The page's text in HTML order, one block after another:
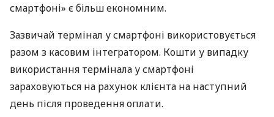
смартфоні» є більш економним.
Зазвичай термінал у смартфоні використовується
разом з касовим інтегратором. Кошти у випадку
використання термінала у смартфоні
зараховуються на рахунок клієнта на наступний
день після проведення оплати.